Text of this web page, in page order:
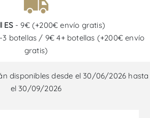
ES- 9€ (+200€ envío gratis)
3 botellas / 9€ 4+ botellas (+200€ envío
gratis)
disponibles desde el 30/06/2026 hasta
el 30/09/2026